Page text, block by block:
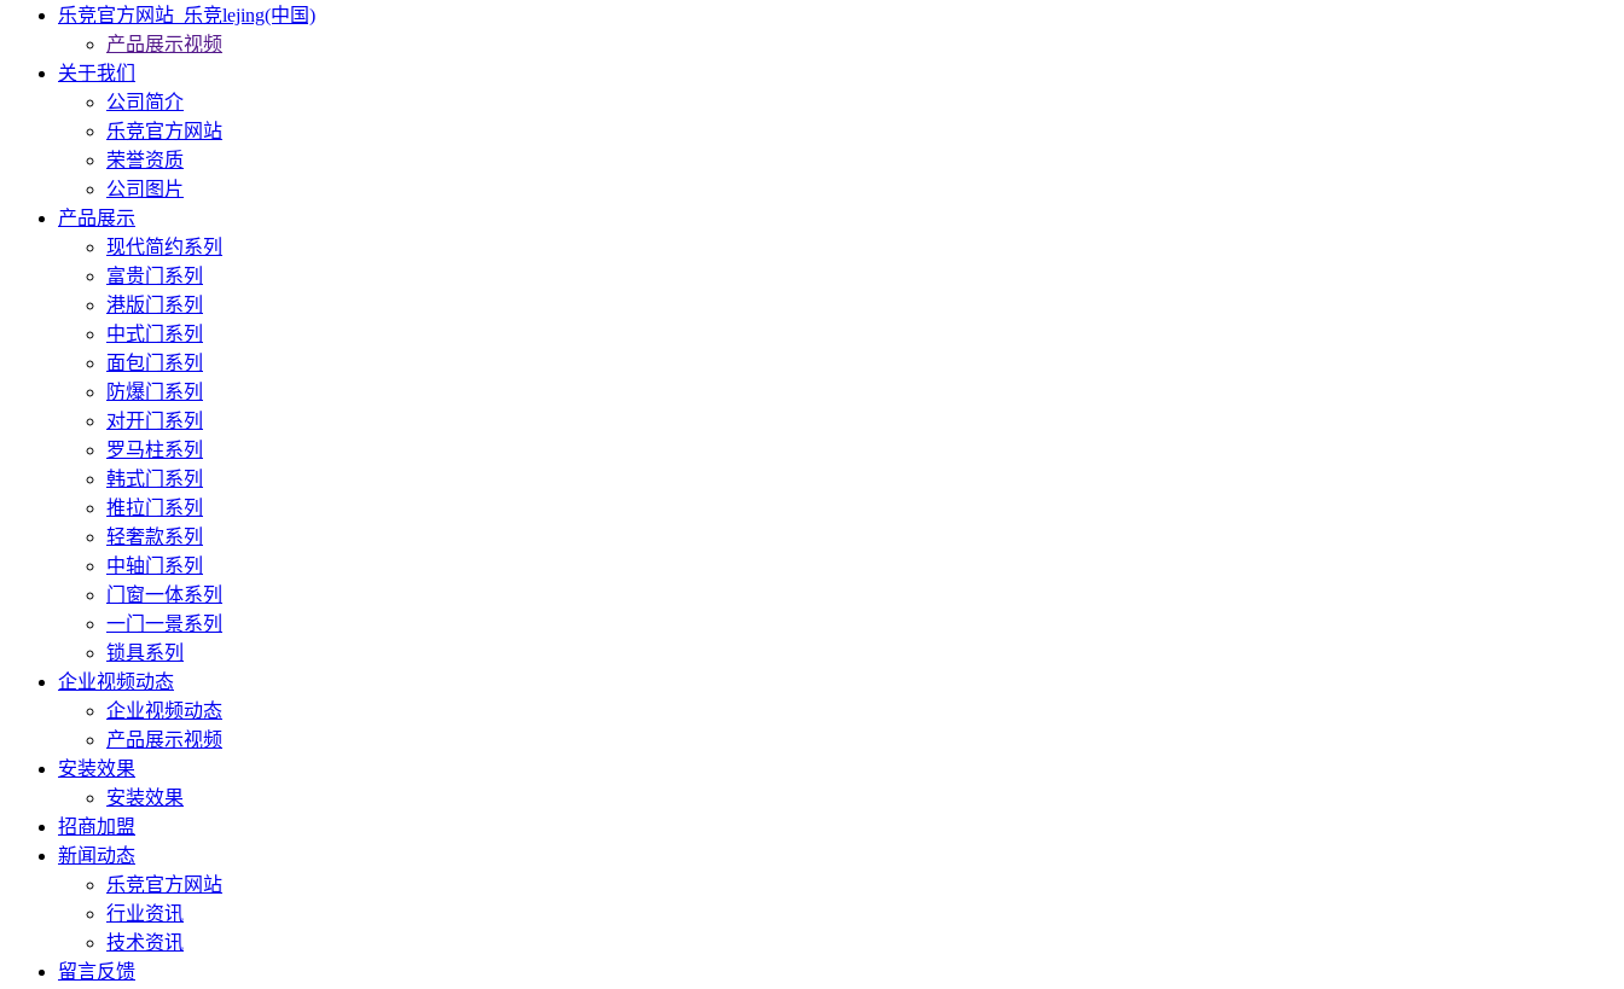
乐竞官方网站_乐竞lejing(中国)
产品展示视频
关于我们
公司简介
乐竞官方网站
荣誉资质
公司图片
产品展示
现代简约系列
富贵门系列
港版门系列
中式门系列
面包门系列
防爆门系列
对开门系列
罗马柱系列
韩式门系列
推拉门系列
轻奢款系列
中轴门系列
门窗一体系列
一门一景系列
锁具系列
企业视频动态
企业视频动态
产品展示视频
安装效果
安装效果
招商加盟
新闻动态
乐竞官方网站
行业资讯
技术资讯
留言反馈